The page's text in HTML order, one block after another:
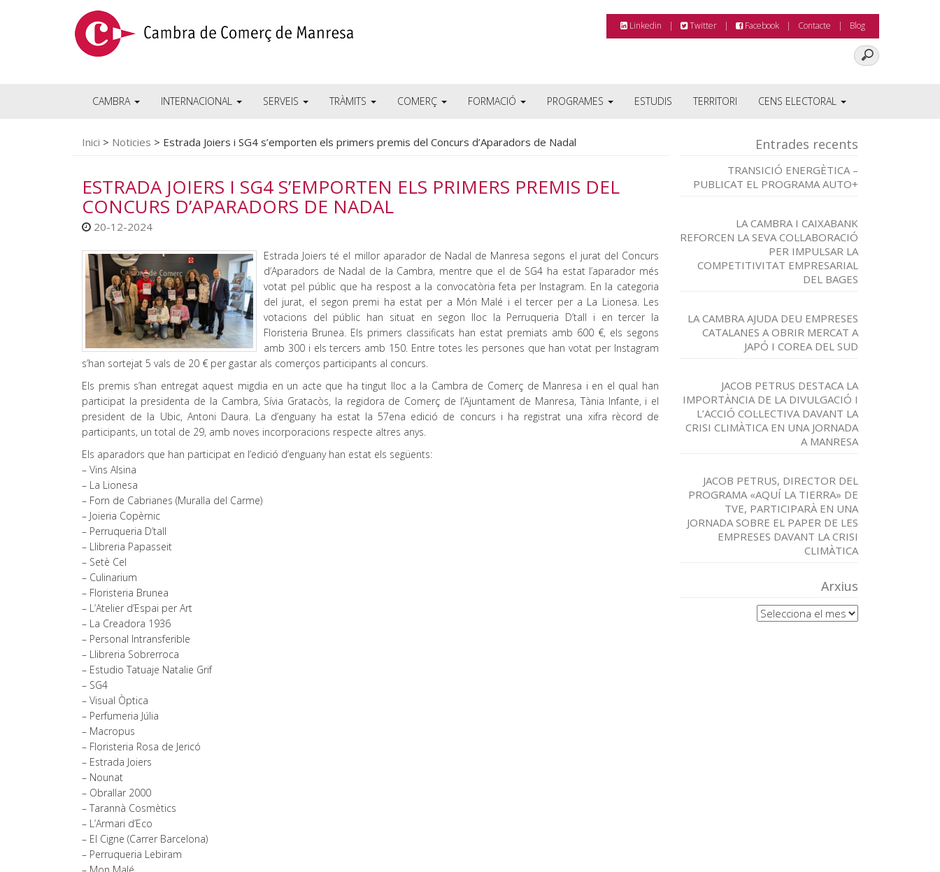
Linkedin Twitter Facebook Contacte Blog
CAMBRA INTERNACIONAL SERVEIS TRÀMITS COMERÇ FORMACIÓ PROGRAMES ESTUDIS TERRITORI CENS ELECTORAL
Inici > Noticies > Estrada Joiers i SG4 s’emporten els primers premis del Concurs d’Aparadors de Nadal
ESTRADA JOIERS I SG4 S’EMPORTEN ELS PRIMERS PREMIS DEL
CONCURS D’APARADORS DE NADAL
20-12-2024
Estrada Joiers té el millor aparador de Nadal de Manresa segons el jurat del Concurs
d’Aparadors de Nadal de la Cambra, mentre que el de SG4 ha estat l’aparador més
votat pel públic que ha respost a la convocatòria feta per Instagram. En la categoria
del jurat, el segon premi ha estat per a Món Malé i el tercer per a La Lionesa. Les
votacions del públic han situat en segon lloc la Perruqueria D’tall i en tercer la
Floristeria Brunea. Els primers classificats han estat premiats amb 600 €, els segons
amb 300 i els tercers amb 150. Entre totes les persones que han votat per Instagram
s’han sortejat 5 vals de 20 € per gastar als comerços participants al concurs.
Els premis s’han entregat aquest migdia en un acte que ha tingut lloc a la Cambra de Comerç de Manresa i en el qual han
participat la presidenta de la Cambra, Sívia Gratacòs, la regidora de Comerç de l’Ajuntament de Manresa, Tània Infante, i el
president de la Ubic, Antoni Daura. La d’enguany ha estat la 57ena edició de concurs i ha registrat una xifra rècord de
participants, un total de 29, amb noves incorporacions respecte altres anys.
Els aparadors que han participat en l’edició d’enguany han estat els següents:
– Vins Alsina
– La Lionesa
– Forn de Cabrianes (Muralla del Carme)
– Joieria Copèrnic
– Perruqueria D’tall
– Llibreria Papasseit
– Setè Cel
– Culinarium
– Floristeria Brunea
– L’Atelier d’Espai per Art
– La Creadora 1936
– Personal Intransferible
– Llibreria Sobrerroca
– Estudio Tatuaje Natalie Grif
– SG4
– Visual Òptica
– Perfumeria Júlia
– Macropus
– Floristeria Rosa de Jericó
– Estrada Joiers
– Nounat
– Obrallar 2000
– Tarannà Cosmètics
– L’Armari d’Eco
– El Cigne (Carrer Barcelona)
– Perruqueria Lebiram
Entrades recents
TRANSICIÓ ENERGÈTICA –
PUBLICAT EL PROGRAMA AUTO+
LA CAMBRA I CAIXABANK
REFORCEN LA SEVA COL·LABORACIÓ
PER IMPULSAR LA
COMPETITIVITAT EMPRESARIAL
DEL BAGES
LA CAMBRA AJUDA DEU EMPRESES
CATALANES A OBRIR MERCAT A
JAPÓ I COREA DEL SUD
JACOB PETRUS DESTACA LA
IMPORTÀNCIA DE LA DIVULGACIÓ I
L’ACCIÓ COL·LECTIVA DAVANT LA
CRISI CLIMÀTICA EN UNA JORNADA
A MANRESA
JACOB PETRUS, DIRECTOR DEL
PROGRAMA «AQUÍ LA TIERRA» DE
TVE, PARTICIPARÀ EN UNA
JORNADA SOBRE EL PAPER DE LES
EMPRESES DAVANT LA CRISI
CLIMÀTICA
Arxius
Arxius